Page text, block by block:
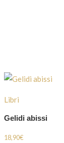
Libri
Gelidi abissi
18,90€